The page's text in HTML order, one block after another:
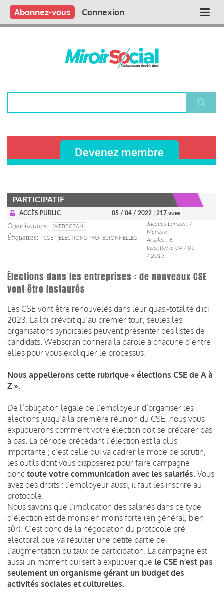
Aller
contenu
Main
Qui sommes nous ?
Vous publiez
Nous publions
Contactez-nous
Abonnez-vous Connexion
Devenez membre
PARTICIPATIF
ACCÈS PUBLIC 05 / 04 / 2022 | 217 vues
Organisations
WEBSCRAN
Étiquettes
CSE ELECTIONS PROFESIONNELLES
Jacques Lambert /
Membre
Articles : 8
Inscrit(e) le 04 / 09
/ 2013
Élections dans les entreprises : de nouveaux CSE
vont être instaurés
Les CSE vont être renouvelés dans leur quasi-totalité d'ici
2023. La loi prévoit qu’au premier tour, seules les
organisations syndicales peuvent présenter des listes de
candidats. Webscran donnera la parole à chacune d’entre
elles pour vous expliquer le processus.
Nous appellerons cette rubrique « élections CSE de A à
Z ».
De l’obligation légale de l’employeur d’organiser les
élections jusqu’à la première réunion du CSE, nous vous
expliquerons comment votre élection doit se préparer pas
à pas. La période précédant l’élection est la plus
importante ; c’est celle qui va cadrer le mode de scrutin,
les outils dont vous disposerez pour faire campagne
donc toute votre communication avec les salariés. Vous
avez des droits ; l’employeur aussi, il faut les inscrire au
protocole.
Nous savons que l’implication des salariés dans ce type
d’élection est de moins en moins forte (en général, bien
sûr). C’est donc de la négociation du protocole pré
électoral que va résulter une petite partie de
l’augmentation du taux de participation. La campagne est
aussi un moment qui sert à expliquer que le CSE n’est pas
seulement un organisme gérant un budget des
activités sociales et culturelles.